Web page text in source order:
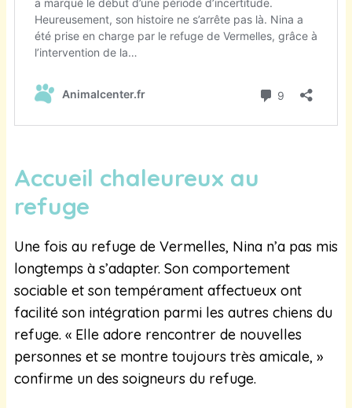
Accueil chaleureux au
refuge
Une fois au refuge de Vermelles, Nina n’a pas mis
longtemps à s’adapter. Son comportement
sociable et son tempérament affectueux ont
facilité son intégration parmi les autres chiens du
refuge. « Elle adore rencontrer de nouvelles
personnes et se montre toujours très amicale, »
confirme un des soigneurs du refuge.